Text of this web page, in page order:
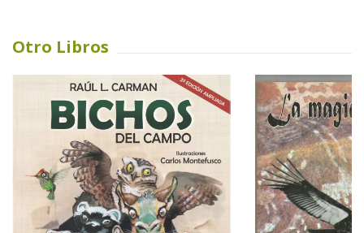
Otro Libros